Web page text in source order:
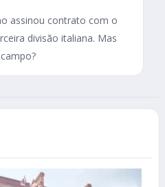
assinou contrato com o
divisão italiana. Mas